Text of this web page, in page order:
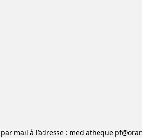
mail à l’adresse :